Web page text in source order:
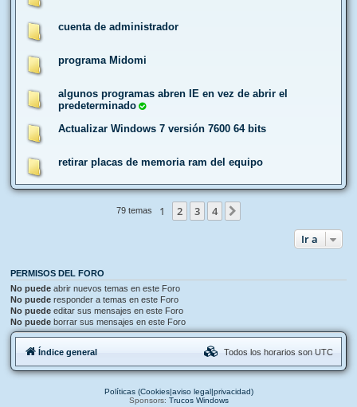
cuenta de administrador
programa Midomi
algunos programas abren IE en vez de abrir el
predeterminado
Actualizar Windows 7 versión 7600 64 bits
retirar placas de memoria ram del equipo
79 temas 1 2 3 4
Ir a
PERMISOS DEL FORO
No puede abrir nuevos temas en este Foro
No puede responder a temas en este Foro
No puede editar sus mensajes en este Foro
No puede borrar sus mensajes en este Foro
Índice general Todos los horarios son UTC
Políticas (Cookies|aviso legal|privacidad)
Sponsors: Trucos Windows